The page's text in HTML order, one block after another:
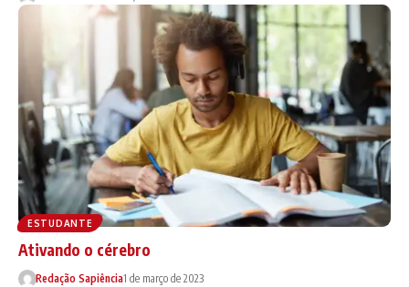
ESTUDANTE
Ativando o cérebro
Redação Sapiência1 de março de 2023